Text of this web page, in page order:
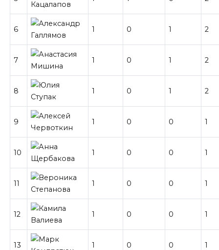
6 1 0 1 2
7 1 0 1 2
8 1 0 1 2
9 1 0 0 1
10 1 0 0 1
11 1 0 0 1
12 1 0 0 1
13 1 0 0 1